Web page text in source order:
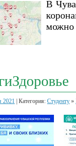
В
можно
2021 | Категория: Студенту »